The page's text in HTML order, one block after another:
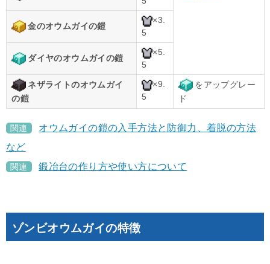
金のオウムガイの鎧
×3.
5
ダイヤのオウムガイの鎧
×5.
5
ネザライトのオウムガイ
の鎧
×9.
5
をアップグレー
ド
関連
オウムガイの鎧の入手方法と防御力、着脱の方法
など
関連 鍛冶台の作り方や使い方について
ゾンビオウムガイの特徴